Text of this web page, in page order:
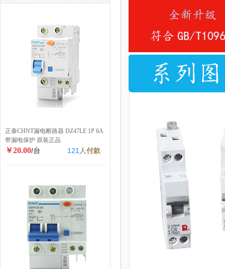
正泰CHNT漏电断路器 DZ47LE 1P 6A
带漏电保护 原装正品
￥20.00/台 121 人付款